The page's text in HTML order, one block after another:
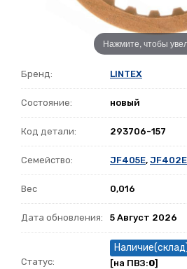
Нажмите, чтобы
Бренд: LINTEX
Состояние: новый
Код детали: 293706-157
Семейство: JF405E, JF402E
Вес 0,016
Дата обновления: 5 Август 2026
Статус: [на ПВЗ:0]